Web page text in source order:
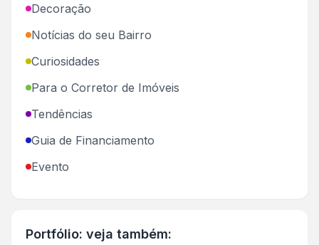
Decoração
Notícias do seu Bairro
Curiosidades
Para o Corretor de Imóveis
Tendências
Guia de Financiamento
Evento
Portfólio: veja também: